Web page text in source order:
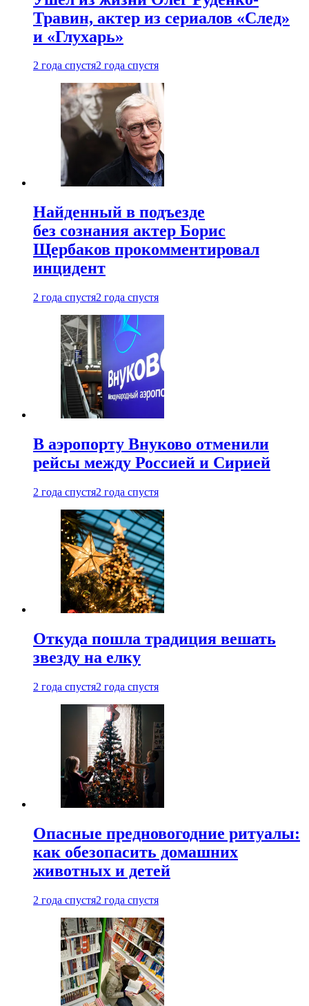
Травин, актер из сериалов «След»
и «Глухарь»
2 года спустя2 года спустя
Найденный в подъезде
без сознания актер Борис
Щербаков прокомментировал
инцидент
2 года спустя2 года спустя
В аэропорту Внуково отменили
рейсы между Россией и Сирией
2 года спустя2 года спустя
Откуда пошла традиция вешать
звезду на елку
2 года спустя2 года спустя
Опасные предновогодние ритуалы:
как обезопасить домашних
животных и детей
2 года спустя2 года спустя